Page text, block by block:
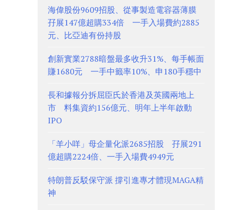
海偉股份9609招股、從事製造電容器薄膜
孖展147億超購334倍 一手入場費約2885
元、比亞迪有份持股
創新實業2788暗盤最多收升31%、每手帳面
賺1680元 一手中籤率10%、申180手穩中
長和據報分拆屈臣氏於香港及英國兩地上
市 料集資約156億元、明年上半年啟動
IPO
「羊小咩」母企量化派2685招股 孖展291
億超購2224倍、一手入場費4949元
特朗普反駁保守派 撐引進專才體現MAGA精
神